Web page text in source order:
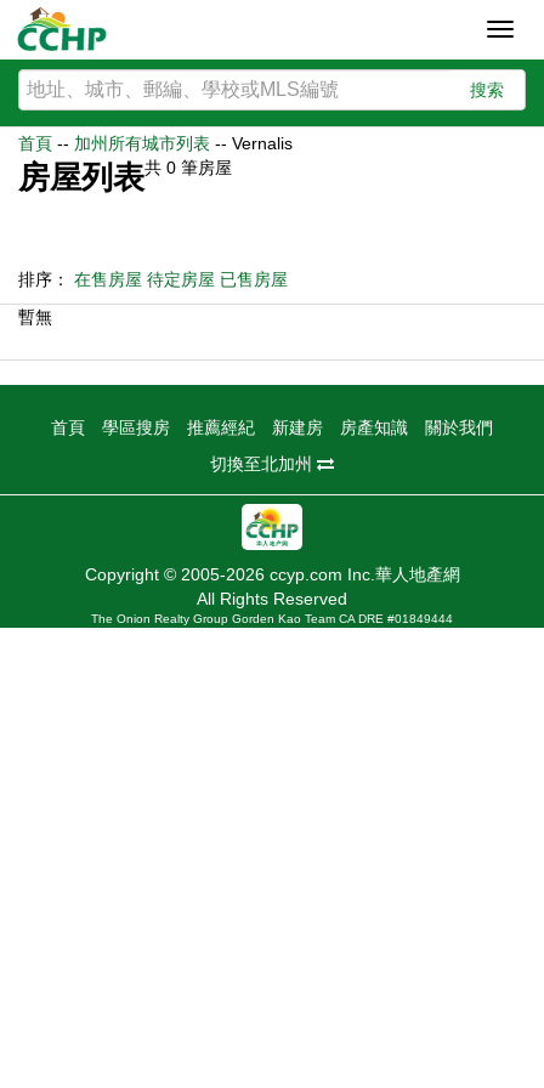
搜索
首頁 -- 加州所有城市列表 -- Vernalis
房屋列表共 0 筆房屋
排序： 在售房屋 待定房屋 已售房屋
暫無
首頁 學區搜房 推薦經紀 新建房 房產知識
關於我們
切換至北加州
Copyright © 2005-2026 ccyp.com Inc.華人地產網
All Rights Reserved
The Onion Realty Group Gorden Kao Team CA DRE #01849444